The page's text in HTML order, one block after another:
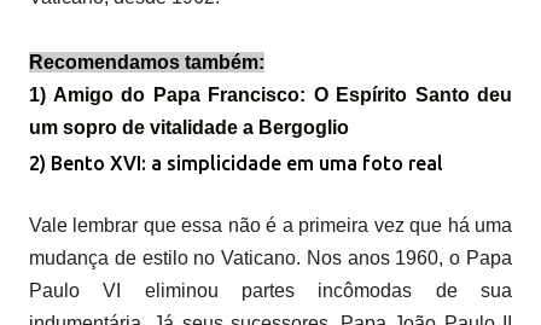
Recomendamos também:
1) Amigo do Papa Francisco: O Espírito Santo deu
um sopro de vitalidade a Bergoglio
2) Bento XVI: a simplicidade em uma foto real
Vale lembrar que essa não é a primeira vez que há uma
mudança de estilo no Vaticano. Nos anos 1960, o Papa
Paulo VI eliminou partes incômodas de sua